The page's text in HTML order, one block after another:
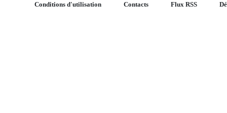
Conditions d'utilisation Contacts Flux RSS